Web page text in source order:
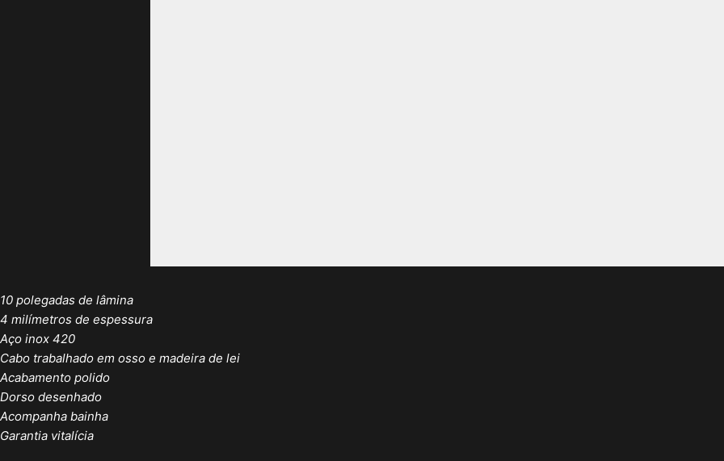
10 polegadas de lâmina
4 milímetros de espessura
Aço inox 420
Cabo trabalhado em osso e madeira de lei
Acabamento polido
Dorso desenhado
Acompanha bainha
Garantia vitalícia